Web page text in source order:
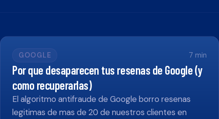
GOOGLE 7 min
Por que desaparecen tus resenas de Google (y
como recuperarlas)
El algoritmo antifraude de Google borro resenas
legitimas de mas de 20 de nuestros clientes en